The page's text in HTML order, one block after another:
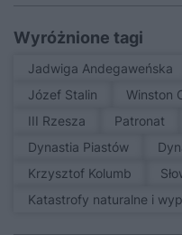
Wyróżnione tagi
Jadwiga Andegaweńska
Józef Stalin
III Rzesza
patronat
Dynastia Piastów
Krzysztof Kolumb
Katastrofy naturalne i